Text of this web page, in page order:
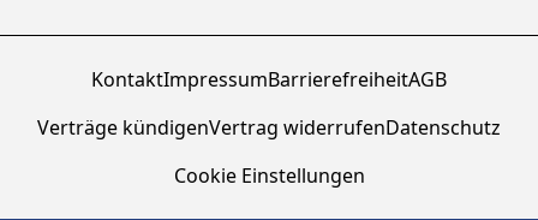
KontaktImpressumBarrierefreiheitAGB
Verträge kündigenVertrag widerrufenDatenschutz
Cookie Einstellungen